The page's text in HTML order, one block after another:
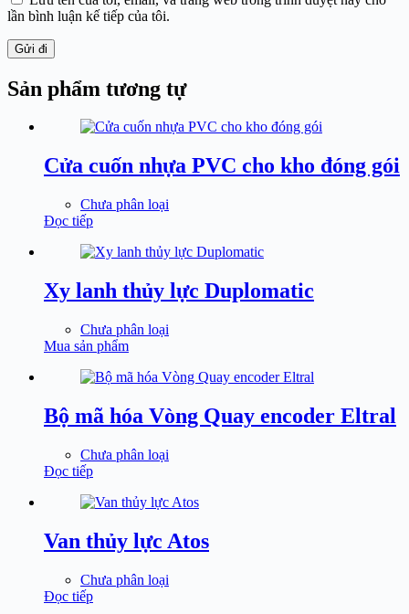
lần bình luận kế tiếp của tôi.
Gửi đi
Sản phẩm tương tự
Cửa cuốn nhựa PVC cho kho đóng gói
Chưa phân loại
Đọc tiếp
Xy lanh thủy lực Duplomatic
Chưa phân loại
Mua sản phẩm
Bộ mã hóa Vòng Quay encoder Eltral
Chưa phân loại
Đọc tiếp
Van thủy lực Atos
Chưa phân loại
Đọc tiếp